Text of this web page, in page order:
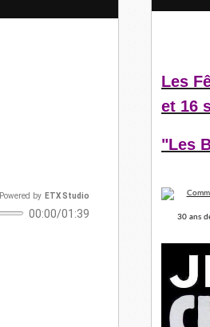
Powered by ETX Studio
00:00/01:39
Les
et 16
"Les
30 ans